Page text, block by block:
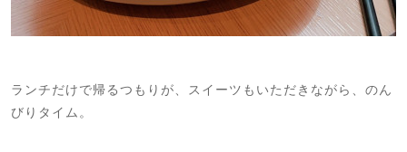
ランチだけで帰るつもりが、スイーツもいただきながら、のん
びりタイム。